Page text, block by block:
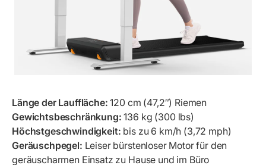
Länge der Lauffläche: 120 cm (47,2″) Riemen
Gewichtsbeschränkung: 136 kg (300 lbs)
Höchstgeschwindigkeit: bis zu 6 km/h (3,72 mph)
Geräuschpegel: Leiser bürstenloser Motor für den
geräuscharmen Einsatz zu Hause und im Büro